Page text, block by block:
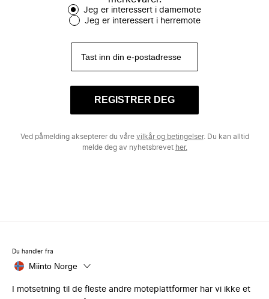
Jeg er interessert i damemote
Jeg er interessert i herremote
REGISTRER DEG
Ved påmelding aksepterer du våre vilkår og betingelser. Du kan alltid
melde deg av nyhetsbrevet her.
Du handler fra
Miinto Norge
I motsetning til de fleste andre moteplattformer har vi ikke et